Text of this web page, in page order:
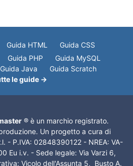
Guida HTML
Guida CSS
Guida PHP
Guida MySQL
Guida Java
Guida Scratch
le guide →
® è un marchio registrato.
Un progetto a cura di
- P.IVA: 02848390122 - NREA: VA-
Eu i.v. - Sede legale: Via Varzi 6,
Vicolo dell'Assunta 5, Busto A.